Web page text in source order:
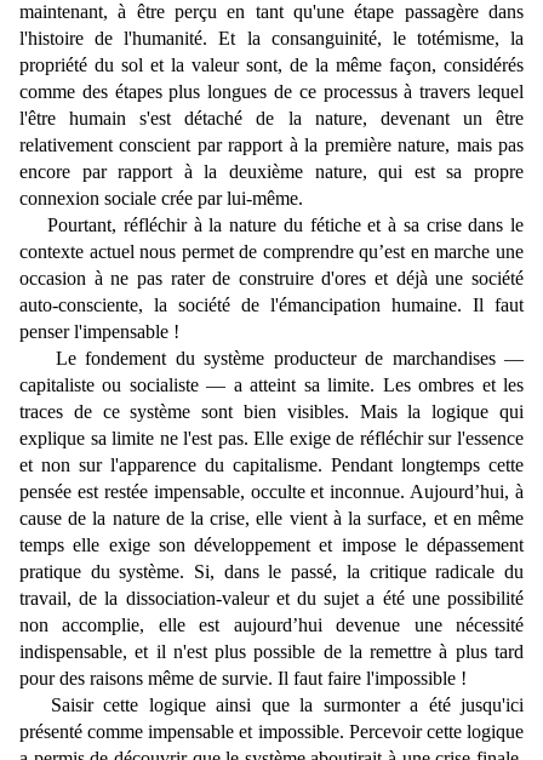
maintenant, à être perçu en tant qu'une étape passagère dans
l'histoire de l'humanité. Et la consanguinité, le totémisme, la
propriété du sol et la valeur sont, de la même façon, considérés
comme des étapes plus longues de ce processus à travers lequel
l'être humain s'est détaché de la nature, devenant un être
relativement conscient par rapport à la première nature, mais pas
encore par rapport à la deuxième nature, qui est sa propre
connexion sociale crée par lui-même.
Pourtant, réfléchir à la nature du fétiche et à sa crise dans le
contexte actuel nous permet de comprendre qu’est en marche une
occasion à ne pas rater de construire d'ores et déjà une société
auto-consciente, la société de l'émancipation humaine. Il faut
penser l'impensable !
Le fondement du système producteur de marchandises —
capitaliste ou socialiste — a atteint sa limite. Les ombres et les
traces de ce système sont bien visibles. Mais la logique qui
explique sa limite ne l'est pas. Elle exige de réfléchir sur l'essence
et non sur l'apparence du capitalisme. Pendant longtemps cette
pensée est restée impensable, occulte et inconnue. Aujourd’hui, à
cause de la nature de la crise, elle vient à la surface, et en même
temps elle exige son développement et impose le dépassement
pratique du système. Si, dans le passé, la critique radicale du
travail, de la dissociation-valeur et du sujet a été une possibilité
non accomplie, elle est aujourd’hui devenue une nécessité
indispensable, et il n'est plus possible de la remettre à plus tard
pour des raisons même de survie. Il faut faire l'impossible !
Saisir cette logique ainsi que la surmonter a été jusqu'ici
présenté comme impensable et impossible. Percevoir cette logique